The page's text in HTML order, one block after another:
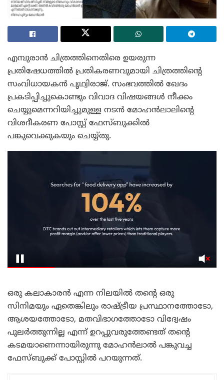
എമ്പുരാൻ ചിത്രത്തിനെതിരെ ഉയരുന്ന
പ്രതിഷേധത്തിൽ പ്രതികരണവുമായി ചിത്രത്തിന്റെ
സംവിധായകൻ പൃഥ്വിരാജ്. സംഭവത്തിൽ ഖേദം
പ്രകടിപ്പിച്ചുകൊണ്ടും വിവാദ വിഷയങ്ങൾ നീക്കം
ചെയ്യുമെന്നറിയിച്ചുമുള്ള നടൻ മോഹൻലാലിന്റെ
വിശദീകരണ പോസ്റ്റ് ഫേസ്ബുക്കിൽ
പങ്കുവെക്കുകയും ചെയ്യ്തു.
ഒരു കലാകാരൻ എന്ന നിലയിൽ തന്റെ ഒരു
സിനിമയും ഏതെങ്കിലും രാഷ്ട്രീയ പ്രസ്ഥാനത്തോടോ,
ആശയത്തോടോ, മതവിഭാഗത്തോടോ വിദ്വേഷം
പുലർത്തുന്നില്ല എന്ന് ഉറപ്പുവരുത്തേണ്ടത് തന്റെ
കടമയാണെന്നായിരുന്നു മോഹൻലാൽ പങ്കുവച്ച
ഫേസ്ബുക്ക് പോസ്റ്റിൽ പറയുന്നത്.